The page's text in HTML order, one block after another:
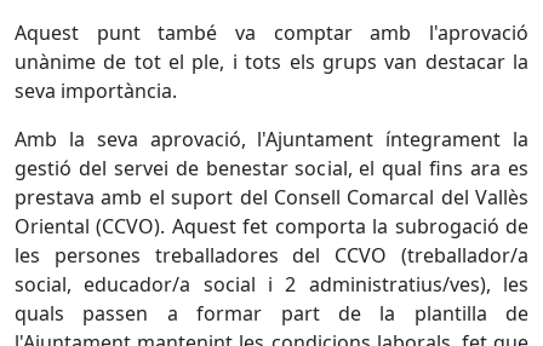
Aquest punt també va comptar amb l'aprovació
unànime de tot el ple, i tots els grups van destacar la
seva importància.
Amb la seva aprovació, l'Ajuntament íntegrament la
gestió del servei de benestar social, el qual fins ara es
prestava amb el suport del Consell Comarcal del Vallès
Oriental (CCVO). Aquest fet comporta la subrogació de
les persones treballadores del CCVO (treballador/a
social, educador/a social i 2 administratius/ves), les
quals passen a formar part de la plantilla de